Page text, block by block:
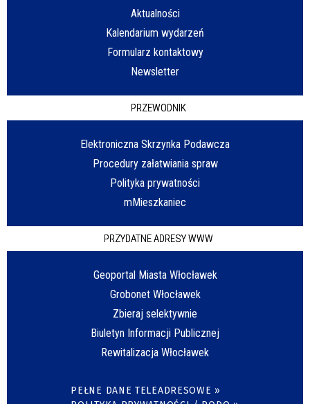
Aktualności
Kalendarium wydarzeń
Formularz kontaktowy
Newsletter
PRZEWODNIK
Elektroniczna Skrzynka Podawcza
Procedury załatwiania spraw
Polityka prywatności
mMieszkaniec
PRZYDATNE ADRESY WWW
Geoportal Miasta Włocławek
Grobonet Włocławek
Zbieraj selektywnie
Biuletyn Informacji Publicznej
Rewitalizacja Włocławek
PEŁNE DANE TELEADRESOWE »